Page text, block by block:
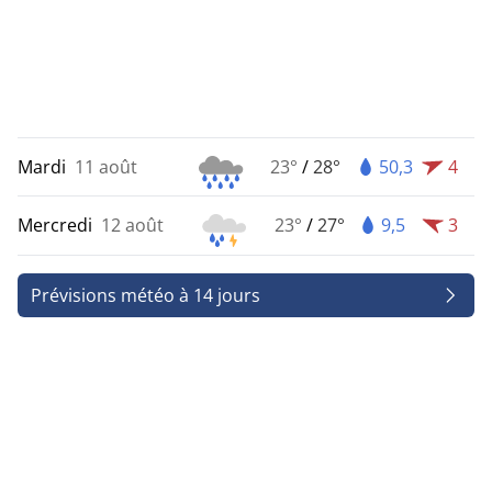
Mardi 11 août 23° /28° 50,3 4
Mercredi 12 août 23° /27° 9,5 3
Prévisions météo à 14 jours